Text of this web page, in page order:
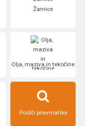
Žarnice
Olja, maziva in tekočine
Poišči pnevmatike